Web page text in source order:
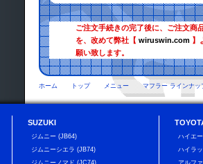
ご注文手続きの完了後に、ご注文商
を、改めて弊社【 wiruswin.com】
願い致します。
ホーム トップ メニュー マフラー ラインナッ
SUZUKI
ジムニー (JB64)
ジムニーシエラ (JB74)
ジムニーノマド (JC74)
ハイエ
ハイラ
アルフ